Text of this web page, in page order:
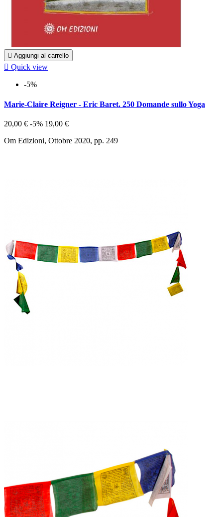
 Aggiungi al carrello
 Quick view
-5%
Marie-Claire Reigner - Eric Baret. 250 Domande sullo Yoga
20,00 € -5% 19,00 €
Om Edizioni, Ottobre 2020, pp. 249